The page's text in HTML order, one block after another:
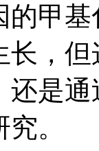
的甲
，
还是
。